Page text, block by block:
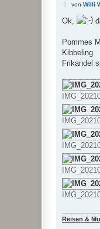
B
i
t
g
von Willi
Ok,
Pommes
Kibbeling
Frikandel
Reisen &